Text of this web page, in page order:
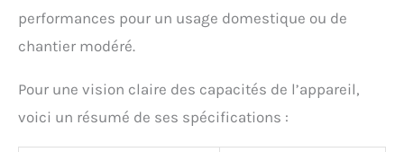
performances pour un usage domestique ou de
chantier modéré.
Pour une vision claire des capacités de l’appareil,
voici un résumé de ses spécifications :